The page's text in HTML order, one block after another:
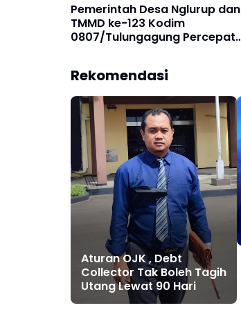
Pemerintah Desa Nglurup dan
TMMD ke-123 Kodim
0807/Tulungagung Percepat
Rekomendasi
Aturan OJK , Debt
Collector Tak Boleh Tagih
Utang Lewat 90 Hari